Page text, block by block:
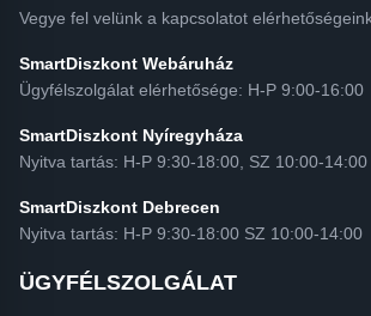
Vegye fel velünk a kapcsolatot
SmartDiszkont Webáruház
Ügyfélszolgálat elérhetősége: H-P 9:00-16:00
SmartDiszkont Nyíregyháza
Nyitva tartás: H-P 9:30-18:00, SZ 10:00-14:00
SmartDiszkont Debrecen
Nyitva tartás: H-P 9:30-18:00 SZ 10:00-14:00
ÜGYFÉLSZOLGÁLAT